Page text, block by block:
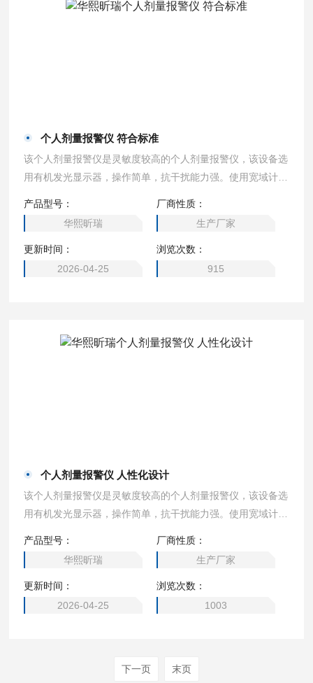
个人剂量报警仪 符合标准
该个人剂量报警仪是灵敏度较高的个人剂量报警仪，该设备选
用有机发光显示器，操作简单，抗干扰能力强。使用宽域计数
即发出警报提醒工作人员注意安全。设备指标符合国家标准及
国际标准，是辐射监测行业个体监测剂量仪。 个人剂量报警
仪 符合标准
产品型号：
华熙昕瑞
厂商性质：
生产厂家
更新时间：
2026-04-25
浏览次数：
915
个人剂量报警仪 人性化设计
该个人剂量报警仪是灵敏度较高的个人剂量报警仪，该设备选
用有机发光显示器，操作简单，抗干扰能力强。使用宽域计数
即发出警报提醒工作人员注意安全。设备指标符合国家标准及
国际标准，是辐射监测行业个体监测剂量仪。 个人剂量报警
仪 人性化设计
产品型号：
华熙昕瑞
厂商性质：
生产厂家
更新时间：
2026-04-25
浏览次数：
1003
下一页 末页